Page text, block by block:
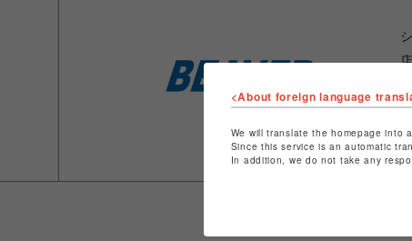
<About foreign language
We will translate the homepage into
Since this service is an automatic
In addition, we do not take any